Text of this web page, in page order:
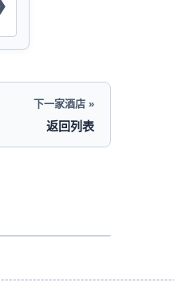
下一家酒店 »
返回列表